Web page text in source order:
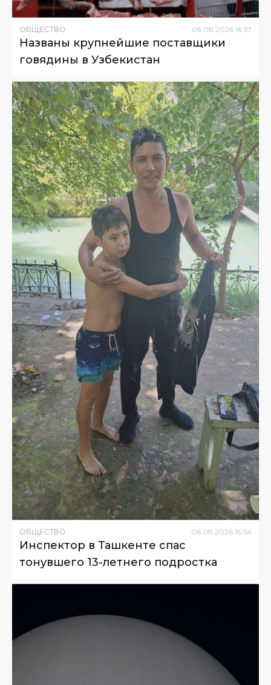
ОБЩЕСТВО 06.08.2026 16:57
Названы крупнейшие поставщики
говядины в Узбекистан
ОБЩЕСТВО 06 08 2026 16:54
Инспектор в Ташкенте спас
тонувшего 13-летнего подростка